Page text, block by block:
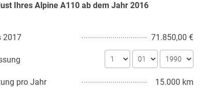
Ihres Alpine A110 ab dem Jahr 2016
2017 71.850,00 €
pro Jahr 15.000 km